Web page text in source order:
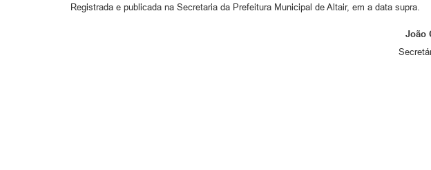
Registrada e publicada na Secretaria da Prefeitura Municipal de Altair, em a data supra.
João